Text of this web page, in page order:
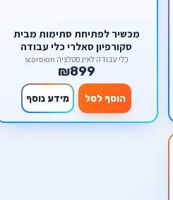
מכשיר לפתיחת סתימות מבית
סקורפיון סאלרי כלי עבודה
כלי עבודה לאינסטלציה scorpion
₪899
הוסף לסל מידע נוסף